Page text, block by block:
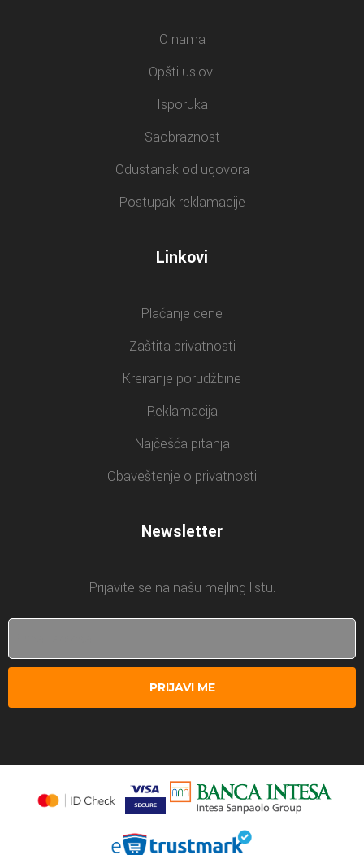
O nama
Opšti uslovi
Isporuka
Saobraznost
Odustanak od ugovora
Postupak reklamacije
Linkovi
Plaćanje cene
Zaštita privatnosti
Kreiranje porudžbine
Reklamacija
Najčešća pitanja
Obaveštenje o privatnosti
Newsletter
Prijavite se na našu mejling listu.
PRIJAVI ME